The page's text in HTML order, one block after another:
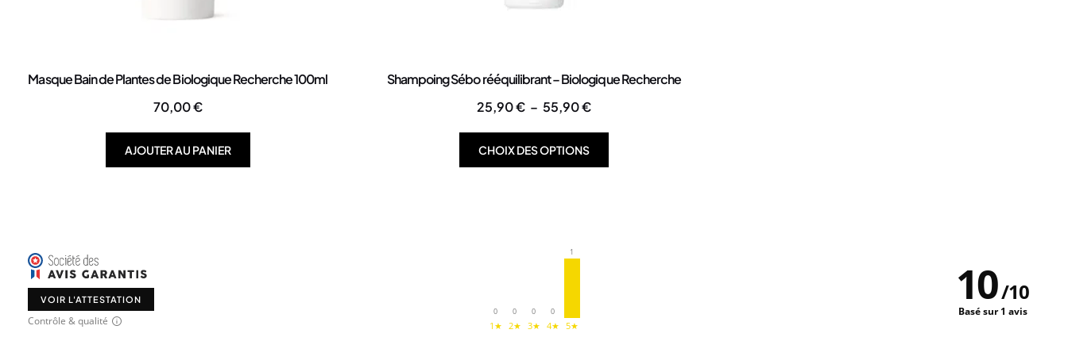
Masque Bain de Plantes de Biologique Recherche 100ml
70,00€
AJOUTER AU PANIER
Shampoing Sébo rééquilibrant – Biologique Recherche
25,90€ – 55,90€
CHOIX DES OPTIONS
VOIR L'ATTESTATION
Contrôle & qualité
0
1★
0
2★
0
3★
0
4★
1
5★
10/10
Basé sur 1 avis